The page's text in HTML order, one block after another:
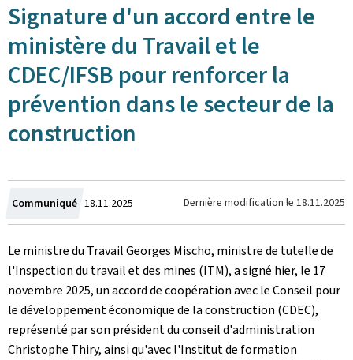
Signature d'un accord entre le
ministère du Travail et le
CDEC/IFSB pour renforcer la
prévention dans le secteur de la
construction
Communiqué Crée
le
18.11.2025 Dernière modification le 18.11.2025
Le ministre du Travail Georges Mischo, ministre de tutelle de
l'Inspection du travail et des mines (ITM), a signé hier, le 17
novembre 2025, un accord de coopération avec le Conseil pour
le développement économique de la construction (CDEC),
représenté par son président du conseil d'administration
Christophe Thiry, ainsi qu'avec l'Institut de formation